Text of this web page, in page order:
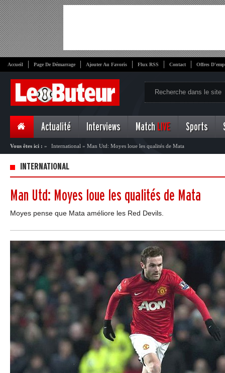
Accueil Page De Démarrage Ajouter Au Favoris Flux RSS Contact Offres
Actualité Interviews Match LIVE Sports
Vous êtes ici : » International » Man Utd: Moyes loue les qualités de Mata
INTERNATIONAL
Man Utd: Moyes loue les qualités de Mata
Moyes pense que Mata améliore les Red Devils.